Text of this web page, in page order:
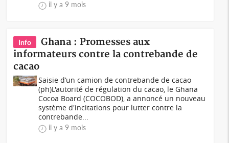
il y a 9 mois
Info
Ghana : Promesses aux
informateurs contre la contrebande de
cacao
Saisie d’un camion de contrebande de cacao
(ph)L'autorité de régulation du cacao, le Ghana
Cocoa Board (COCOBOD), a annoncé un nouveau
système d'incitations pour lutter contre la
contrebande...
il y a 9 mois